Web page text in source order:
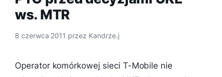
ws. MTR
8 czerwca 2011 przez Kandrze.j
Operator komórkowej sieci T-Mobile nie